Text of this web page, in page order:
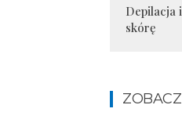
Depilacja
skórę